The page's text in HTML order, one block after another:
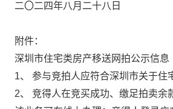
二〇二四年八月二十八日
附件：
深圳市住宅类房产移送网拍公示信息
1、 参与竞拍人应符合深圳市关于
2、 竞得人在竞买成功、缴足拍卖余